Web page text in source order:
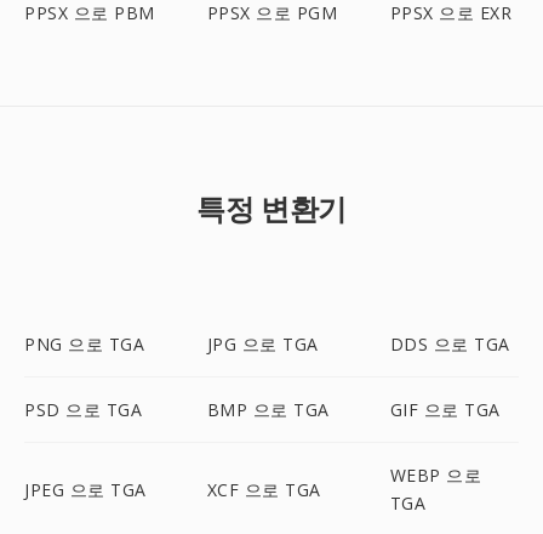
PPSX 으로 PBM PPSX 으로 PGM PPSX 으로 EXR
특정 변환기
PNG 으로 TGA JPG 으로 TGA DDS 으로 TGA
PSD 으로 TGA BMP 으로 TGA GIF 으로 TGA
JPEG 으로 TGA XCF 으로 TGA
WEBP 으로
TGA